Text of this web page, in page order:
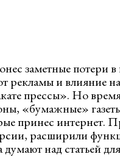
заметные потери
рекламы и влияние
прессы». Но
«бумажные»
принес интернет.
расширили
над статьей